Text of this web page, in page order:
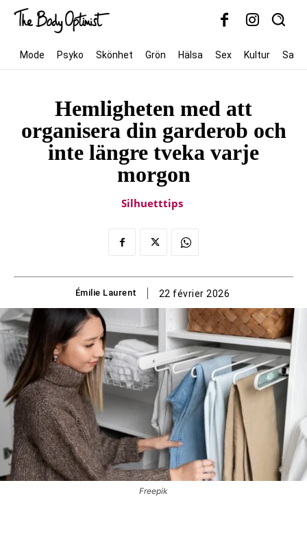
Mode Psyko Skönhet Grön Hälsa Sex Kultur
Hemligheten med att
organisera din garderob och
inte längre tveka varje
morgon
Silhuetttips
Émilie Laurent 22 février 2026
Freepik